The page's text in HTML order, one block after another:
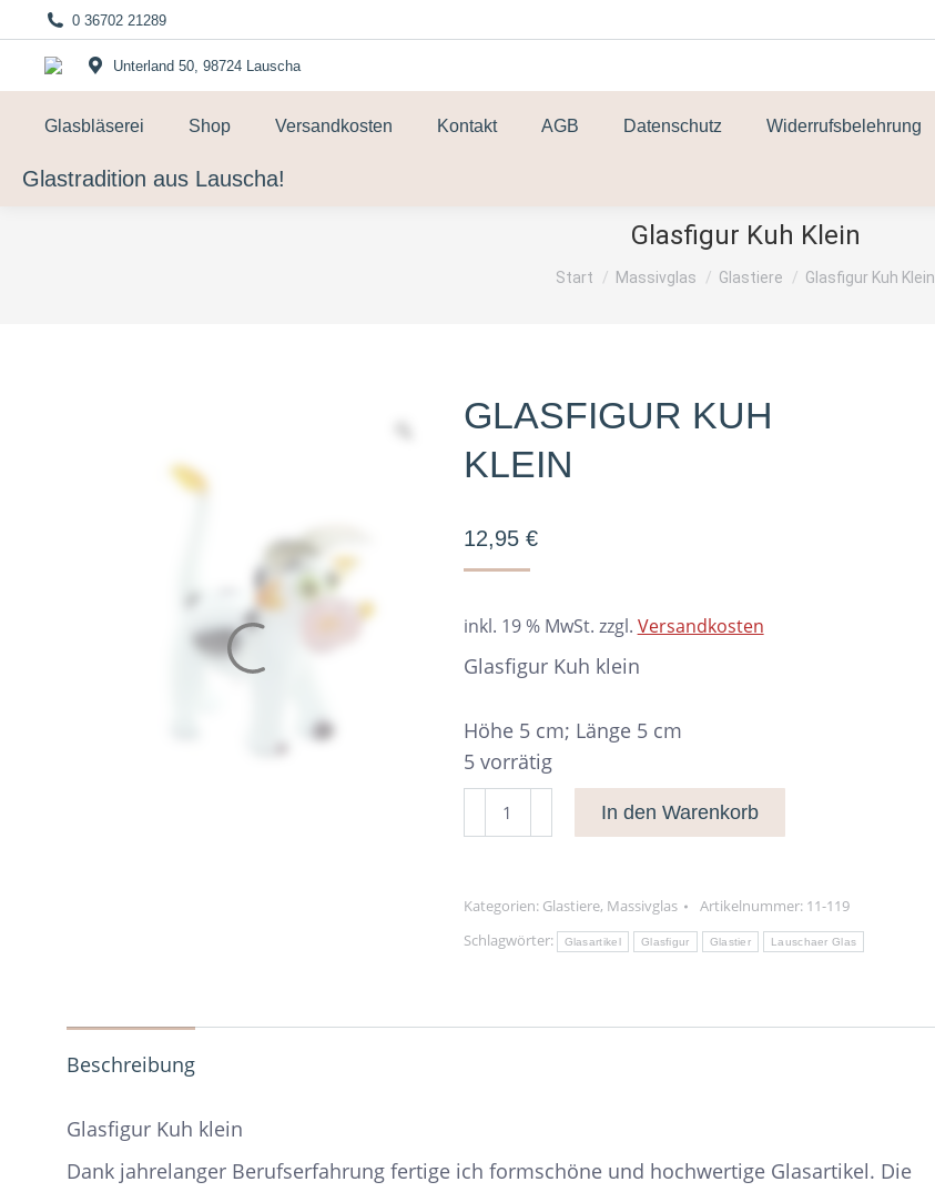
0 36702 21289
Unterland 50, 98724 Lauscha
Glasbläserei Shop Versandkosten Kontakt AGB Datenschutz Widerrufsbelehrung
Glastradition aus Lauscha!
Glasfigur Kuh Klein
Sie befinden sich hier:
Start Massivglas Glastiere Glasfigur Kuh Klein
GLASFIGUR KUH
KLEIN
12,95 €
inkl. 19 % MwSt. zzgl. Versandkosten
Glasfigur Kuh klein
Höhe 5 cm; Länge 5 cm
5 vorrätig
Glasfigur
Kuh
Menge
In den Warenkorb
Kategorien: Glastiere, Massivglas Artikelnummer: 11-119
Schlagwörter:
Glasartikel Glasfigur Glastier Lauschaer Glas
Beschreibung
Glasfigur Kuh klein
Dank jahrelanger Berufserfahrung fertige ich formschöne und hochwertige Glasartikel. Die